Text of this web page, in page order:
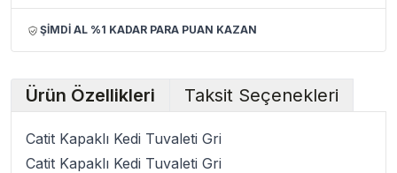
ŞİMDİ AL %1 KADAR PARA PUAN KAZAN
Ürün Özellikleri Taksit Seçenekleri
Catit Kapaklı Kedi Tuvaleti Gri
Catit Kapaklı Kedi Tuvaleti Gri